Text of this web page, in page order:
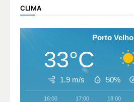
CLIMA
Porto Velho
33°C
1.9 m/s 50%
16:00 17:00 18:00